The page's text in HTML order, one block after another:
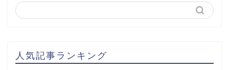
人気記事ランキング